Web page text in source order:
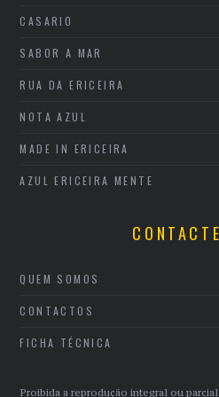
CASARIO
SABOR A MAR
RUA DA ERICEIRA
NOTA AZUL
MADE IN ERICEIRA
AZUL ERICEIRA MENTE
QUEM SOMOS
CONTACTOS
FICHA TÉCNICA
Proibida a reprodução integral ou